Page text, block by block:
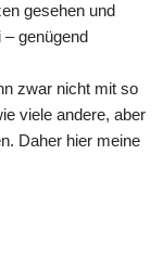
gesehen und
genügend
zwar nicht mit so
viele andere, aber
Daher hier meine